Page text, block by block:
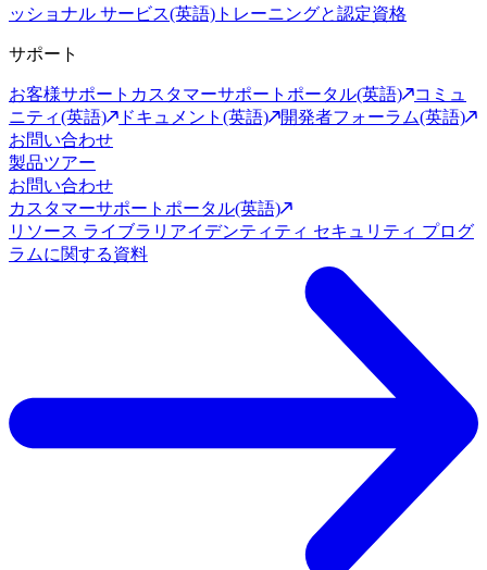
ッショナル サービス(英語) トレーニングと認定資格
サポート
お客様サポート カスタマーサポートポータル(英語)
コミュ
ニティ(英語)
ドキュメント(英語)
開発者フォーラム(英語)
お問い合わせ
製品ツアー
お問い合わせ
カスタマーサポートポータル(英語)
リソース ライブラリ アイデンティティ セキュリティ プログ
ラムに関する資料